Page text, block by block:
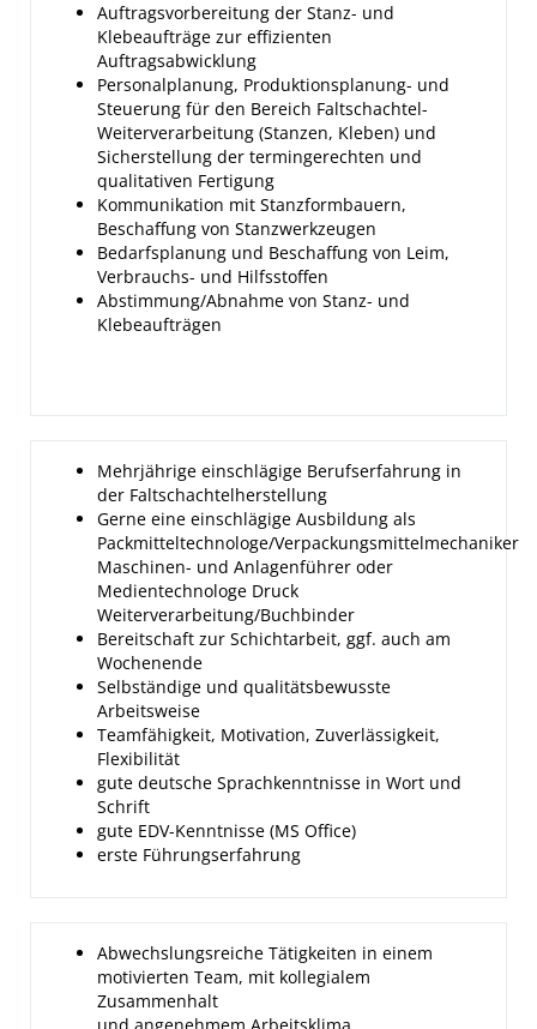
Auftragsvorbereitung der Stanz- und
Klebeaufträge zur effizienten
Auftragsabwicklung
Personalplanung, Produktionsplanung- und
Steuerung für den Bereich Faltschachtel-
Weiterverarbeitung (Stanzen, Kleben) und
Sicherstellung der termingerechten und
qualitativen Fertigung
Kommunikation mit Stanzformbauern,
Beschaffung von Stanzwerkzeugen
Bedarfsplanung und Beschaffung von Leim,
Verbrauchs- und Hilfsstoffen
Abstimmung/Abnahme von Stanz- und
Klebeaufträgen
Mehrjährige einschlägige Berufserfahrung in
der Faltschachtelherstellung
Gerne eine einschlägige Ausbildung als
Packmitteltechnologe/Verpackungsmittelmechaniker
Maschinen- und Anlagenführer oder
Medientechnologe Druck
Weiterverarbeitung/Buchbinder
Bereitschaft zur Schichtarbeit, ggf. auch am
Wochenende
Selbständige und qualitätsbewusste
Arbeitsweise
Teamfähigkeit, Motivation, Zuverlässigkeit,
Flexibilität
gute deutsche Sprachkenntnisse in Wort und
Schrift
gute EDV-Kenntnisse (MS Office)
erste Führungserfahrung
Abwechslungsreiche Tätigkeiten in einem
motivierten Team, mit kollegialem
Zusammenhalt